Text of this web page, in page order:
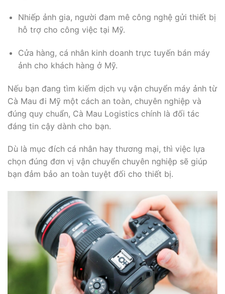
Nhiếp ảnh gia, người đam mê công nghệ gửi thiết bị
hỗ trợ cho công việc tại Mỹ.
Cửa hàng, cá nhân kinh doanh trực tuyến bán máy
ảnh cho khách hàng ở Mỹ.
Nếu bạn đang tìm kiếm dịch vụ vận chuyển máy ảnh từ
Cà Mau đi Mỹ một cách an toàn, chuyên nghiệp và
đúng quy chuẩn, Cà Mau Logistics chính là đối tác
đáng tin cậy dành cho bạn.
Dù là mục đích cá nhân hay thương mại, thì việc lựa
chọn đúng đơn vị vận chuyển chuyên nghiệp sẽ giúp
bạn đảm bảo an toàn tuyệt đối cho thiết bị.